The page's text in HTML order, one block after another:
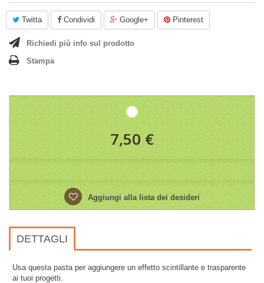
Twitta Condividi Google+ Pinterest
Richiedi più info sul prodotto
Stampa
7,50 €
Aggiungi alla lista dei desideri
DETTAGLI
Usa questa pasta per aggiungere un effetto scintillante e trasparente
ai tuoi progetti.